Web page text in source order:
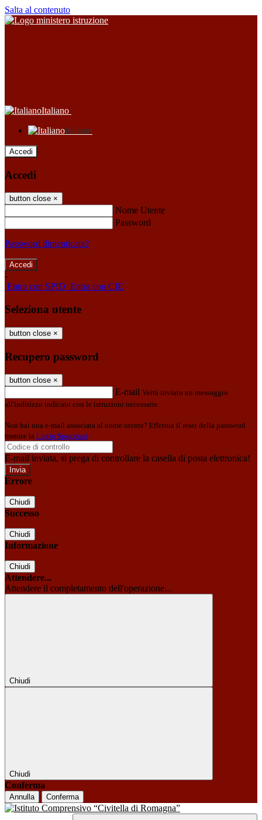
Salta al contenuto
Italiano
Italiano
Accedi
Accedi
button close ×
Nome Utente
Password
Password dimenticata?
-
Entra con SPID Entra con CIE
Seleziona utente
button close ×
Recupero password
button close ×
E-mail Verrà inviato un messaggio
all'indirizzo indicato con le istruzioni necessarie.
Non hai una e-mail associata al nome utente? Effettua il reset della password
tramite la Login Spaggiari
E-mail inviata, si prega di controllare la casella di posta elettronica!
Errore
Chiudi
Successo
Chiudi
Informazione
Chiudi
Attendere...
Attendere il completamento dell'operazione...
Chiudi
Chiudi
Conferma
Annulla Conferma